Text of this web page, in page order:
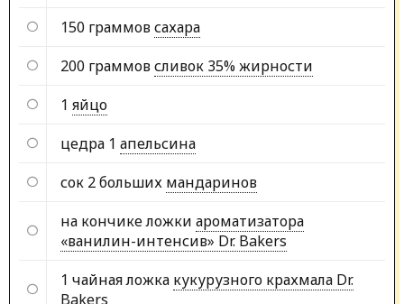
150 граммовсахара
200 граммовсливок 35% жирности
1 яйцо
цедра 1 апельсина
сок 2 больших мандаринов
на кончике ложки ароматизатора
«ванилин-интенсив» Dr. Bakers
1 чайная ложка кукурузного крахмала Dr.
Bakers